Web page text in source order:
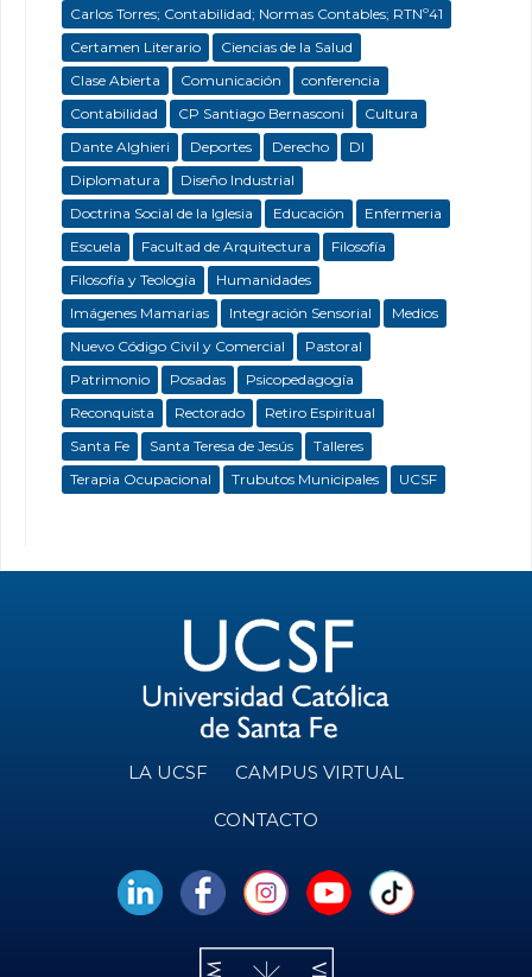
Carlos Torres; Contabilidad; Normas Contables; RTNº41
Certamen Literario
Ciencias de la Salud
Clase Abierta
Comunicación
conferencia
Contabilidad
CP Santiago Bernasconi
Cultura
Dante Alghieri
Deportes Derecho
DI
Diplomatura
Diseño Industrial
Doctrina Social de la Iglesia
Educación
Enfermeria
Escuela
Facultad de Arquitectura
Filosofía
Filosofía y Teología
Humanidades
Imágenes Mamarias
Integración Sensorial
Medios
Nuevo Código Civil y Comercial
Pastoral
Patrimonio
Posadas
Psicopedagogía
Reconquista
Rectorado
Retiro Espiritual
Santa Fe
Santa Teresa de Jesús
Talleres
Terapia Ocupacional
Trubutos Municipales UCSF
LA UCSF CAMPUS VIRTUAL
CONTACTO